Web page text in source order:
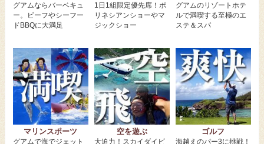
グアムならバーベキュ
ー。ビーフやシーフー
ドBBQに大満足
1日1組限定優先席！ポ
リネシアンショーやマ
ジックショー
グアムのリゾートホテ
ルで満喫する至極のエ
ステ＆スパ
マリンスポーツ
グアムで海でジェット
空を遊ぶ
大迫力！スカイダイビ
ゴルフ
海越えのパー3に挑戦！